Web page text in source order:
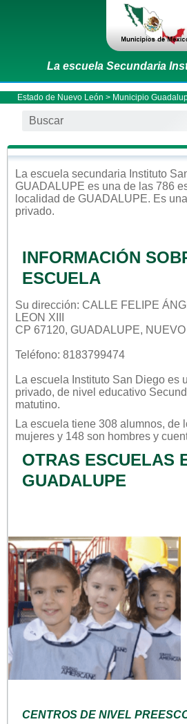
La escuela Secundaria
Estado de Nuevo León > Municipio
La escuela secundaria Instituto
GUADALUPE es una de las 786
localidad de GUADALUPE. Es
privado.
INFORMACIÓN
ESCUELA
Su dirección: CALLE FELIPE
LEON XIII
CP 67120, GUADALUPE, NUEVO
Teléfono: 8183799474
La escuela Instituto San Diego es
privado, de nivel educativo
matutino.
La escuela tiene 308 alumnos, de
mujeres y 148 son hombres y
OTRAS ESCUELAS
GUADALUPE
CENTROS DE NIVEL